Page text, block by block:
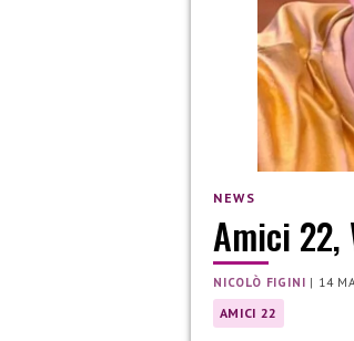
NEWS
Amici
NICOLÒ FIGINI | 14
AMICI 22